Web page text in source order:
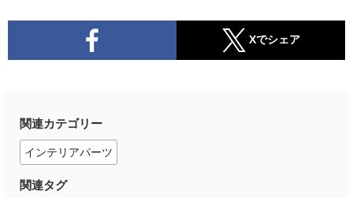
Xでシェア
関連カテゴリー
インテリアパーツ
関連タグ